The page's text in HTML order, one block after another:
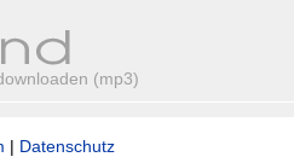
(mp3)
| Datenschutz